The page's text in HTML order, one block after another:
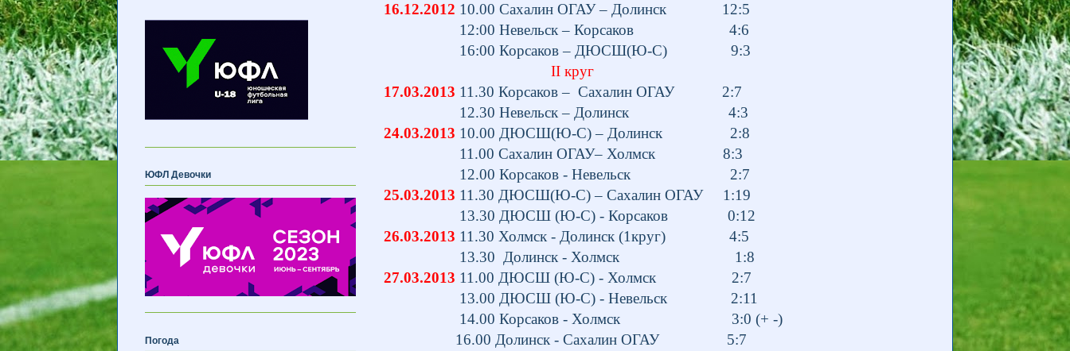
16.12.2012 10.00 Сахалин ОГАУ – Долинск 12:5
12:00 Невельск – Корсаков 4:6
16:00 Корсаков – ДЮСШ(Ю-С) 9:3
II круг
17.03.2013 11.30 Корсаков – Сахалин ОГАУ 2:7
12.30 Невельск – Долинск 4:3
24.03.2013 10.00 ДЮСШ(Ю-С) – Долинск 2:8
11.00 Сахалин ОГАУ– Холмск 8:3
12.00 Корсаков - Невельск 2:7
25.03.2013 11.30 ДЮСШ(Ю-С) – Сахалин ОГАУ 1:19
13.30 ДЮСШ (Ю-С) - Корсаков 0:12
26.03.2013 11.30 Холмск - Долинск (1круг) 4:5
13.30 Долинск - Холмск 1:8
27.03.2013 11.00 ДЮСШ (Ю-С) - Холмск 2:7
13.00 ДЮСШ (Ю-С) - Невельск 2:11
14.00 Корсаков - Холмск 3:0 (+ -)
16.00 Долинск - Сахалин ОГАУ 5:7
ЮФЛ Девочки
Погода